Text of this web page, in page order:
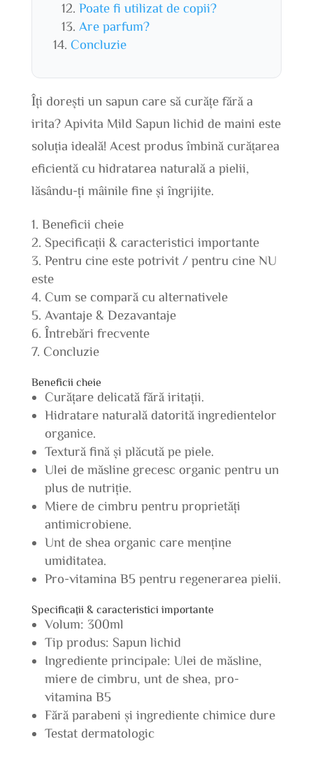
Poate fi utilizat de copii?
Are parfum?
Concluzie
Îți dorești un sapun care să curățe fără a
irita? Apivita Mild Sapun lichid de maini este
soluția ideală! Acest produs îmbină curățarea
eficientă cu hidratarea naturală a pielii,
lăsându-ți mâinile fine și îngrijite.
Beneficii cheie
Specificații & caracteristici importante
Pentru cine este potrivit / pentru cine NU
este
Cum se compară cu alternativele
Avantaje & Dezavantaje
Întrebări frecvente
Concluzie
Beneficii cheie
Curățare delicată fără iritații.
Hidratare naturală datorită ingredientelor
organice.
Textură fină și plăcută pe piele.
Ulei de măsline grecesc organic pentru un
plus de nutriție.
Miere de cimbru pentru proprietăți
antimicrobiene.
Unt de shea organic care menține
umiditatea.
Pro-vitamina B5 pentru regenerarea pielii.
Specificații & caracteristici importante
Volum: 300ml
Tip produs: Sapun lichid
Ingrediente principale: Ulei de măsline,
miere de cimbru, unt de shea, pro-
vitamina B5
Fără parabeni și ingrediente chimice dure
Testat dermatologic